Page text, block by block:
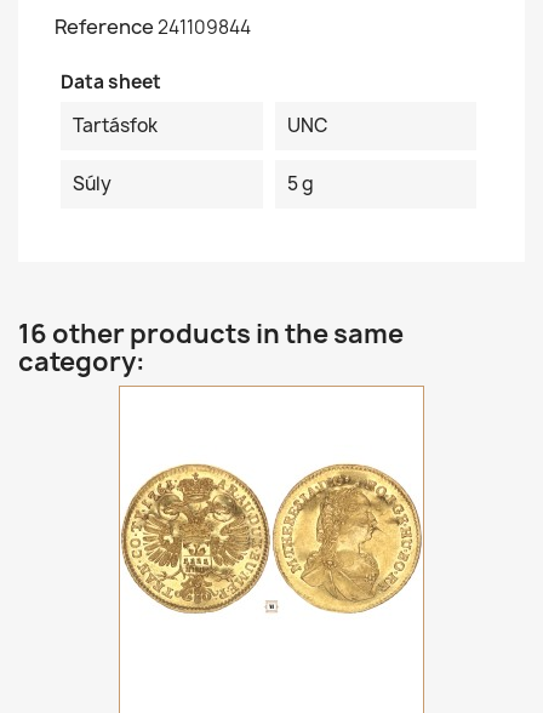
Reference241109844
Data sheet
Tartásfok
UNC
Súly 5 g
16 other products in the same
category: